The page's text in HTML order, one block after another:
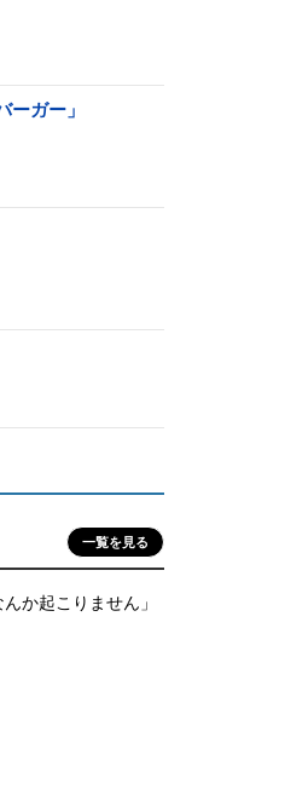
ガー」
一覧を見る
か起こりません」